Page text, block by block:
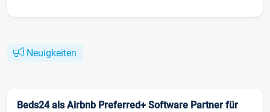
Neuigkeiten
Beds24 als Airbnb Preferred+ Software Partner für